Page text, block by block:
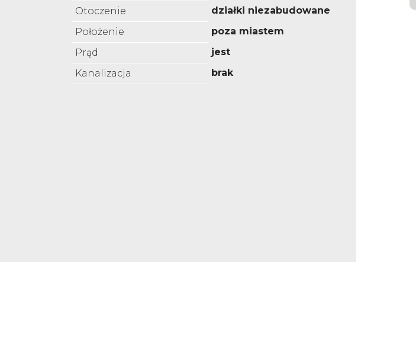
Otoczenie
działki niezabudowane
Położenie
poza miastem
Prąd
jest
Kanalizacja
brak